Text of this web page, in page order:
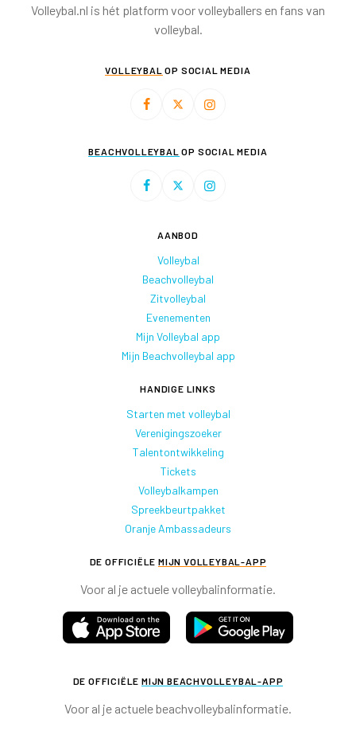
Volleybal.nl is hét platform voor volleyballers en fans van
volleybal.
VOLLEYBAL OP SOCIAL MEDIA
BEACHVOLLEYBAL OP SOCIAL MEDIA
AANBOD
Volleybal
Beachvolleybal
Zitvolleybal
Evenementen
Mijn Volleybal app
Mijn Beachvolleybal app
HANDIGE LINKS
Starten met volleybal
Verenigingszoeker
Talentontwikkeling
Tickets
Volleybalkampen
Spreekbeurtpakket
Oranje Ambassadeurs
DE OFFICIËLE MIJN VOLLEYBAL-APP
Voor al je actuele volleybalinformatie.
DE OFFICIËLE MIJN BEACHVOLLEYBAL-APP
Voor al je actuele beachvolleybalinformatie.